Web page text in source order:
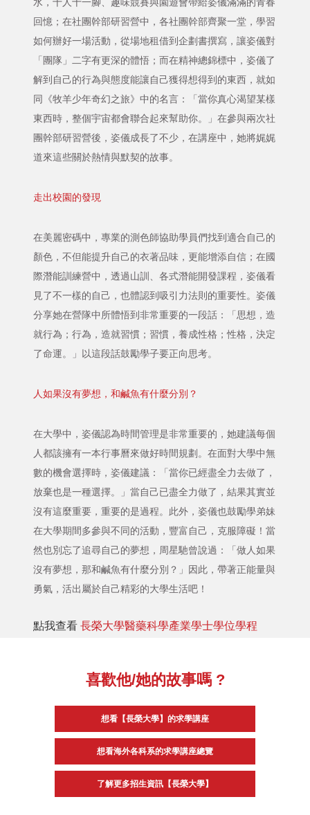
回憶；在社團幹部研習營中，各社團幹部齊聚一堂，學習
如何辦好一場活動，從場地租借到企劃書撰寫，讓姿儀對
「團隊」二字有更深的體悟；而在精神總錦標中，姿儀了
解到自己的行為與態度能讓自己獲得想得到的東西，就如
同《牧羊少年奇幻之旅》中的名言：「當你真心渴望某樣
東西時，整個宇宙都會聯合起來幫助你。」在參與兩次社
團幹部研習營後，姿儀成長了不少，在講座中，她將娓娓
道來這些關於熱情與默契的故事。
走出校園的發現
在美麗密碼中，專業的測色師協助學員們找到適合自己的
顏色，不但能提升自己的衣著品味，更能增添自信；在國
際潛能訓練營中，透過山訓、各式潛能開發課程，姿儀看
見了不一樣的自己，也體認到吸引力法則的重要性。姿儀
分享她在營隊中所體悟到非常重要的一段話：「思想，造
就行為；行為，造就習慣；習慣，養成性格；性格，決定
了命運。」以這段話鼓勵學子要正向思考。
人如果沒有夢想，和鹹魚有什麼分別？
在大學中，姿儀認為時間管理是非常重要的，她建議每個
人都該擁有一本行事曆來做好時間規劃。在面對大學中無
數的機會選擇時，姿儀建議：「當你已經盡全力去做了，
放棄也是一種選擇。」當自己已盡全力做了，結果其實並
沒有這麼重要，重要的是過程。此外，姿儀也鼓勵學弟妹
在大學期間多參與不同的活動，豐富自己，克服障礙！當
然也別忘了追尋自己的夢想，周星馳曾說過：「做人如果
沒有夢想，那和鹹魚有什麼分別？」因此，帶著正能量與
勇氣，活出屬於自己精彩的大學生活吧！
點我查看 長榮大學醫藥科學產業學士學位學程
喜歡他/她的故事嗎 ?
想看【長榮大學】的求學講座
想看海外各科系的求學講座總覽
了解更多招生資訊【長榮大學】